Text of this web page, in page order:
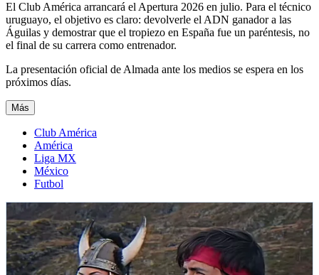
El Club América arrancará el Apertura 2026 en julio. Para el técnico
uruguayo, el objetivo es claro: devolverle el ADN ganador a las
Águilas y demostrar que el tropiezo en España fue un paréntesis, no
el final de su carrera como entrenador.
La presentación oficial de Almada ante los medios se espera en los
próximos días.
Más
Club América
América
Liga MX
México
Futbol